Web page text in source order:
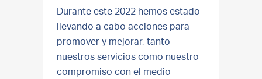
Durante este 2022 hemos estado
llevando a cabo acciones para
promover y mejorar, tanto
nuestros servicios como nuestro
compromiso con el medio